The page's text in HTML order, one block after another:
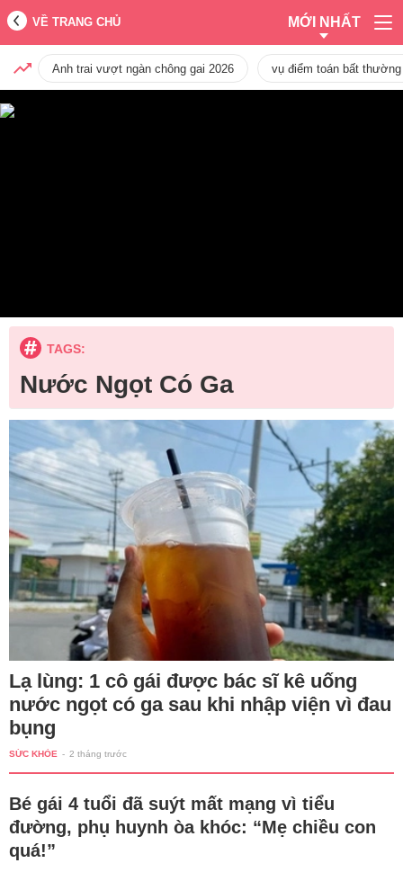
VỀ TRANG CHỦ MỚI NHẤT
Anh trai vượt ngàn chông gai 2026 vụ điểm toán bất
TAGS:
Nước Ngọt Có Ga
Lạ lùng: 1 cô gái được bác sĩ kê uống
nước ngọt có ga sau khi nhập viện vì đau
bụng
SỨC KHỎE - 2 tháng trước
Bé gái 4 tuổi đã suýt mất mạng vì tiểu
đường, phụ huynh òa khóc: “Mẹ chiều con
quá!”